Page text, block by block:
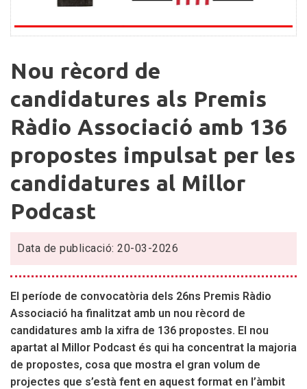
rècord
de
candidatures
als
Ràdio
Associació
amb
136
impulsat
les
candidatures
al
Millor
Podcast
Nou rècord de
candidatures als Premis
Ràdio Associació amb 136
propostes impulsat per les
candidatures al Millor
Podcast
Data de publicació: 20-03-2026
El període de convocatòria dels 26ns Premis Ràdio
Associació ha finalitzat amb un nou rècord de
candidatures amb la xifra de 136 propostes. El nou
apartat al Millor Podcast és qui ha concentrat la majoria
de propostes, cosa que mostra el gran volum de
projectes que s’està fent en aquest format en l’àmbit